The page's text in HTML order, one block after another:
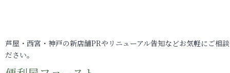
芦屋・西宮・神戸の新店舗PRやリニューアル告知などお気軽にご相
ださい。